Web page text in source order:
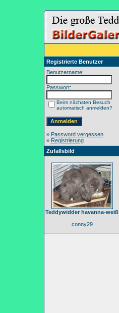
Registrierte Benutzer
Benutzername:
Passwort:
Beim nächsten Besuch
automatisch anmelden?
» Password vergessen
» Registrierung
Zufallsbild
Teddywidder havanna-weiß
conny29